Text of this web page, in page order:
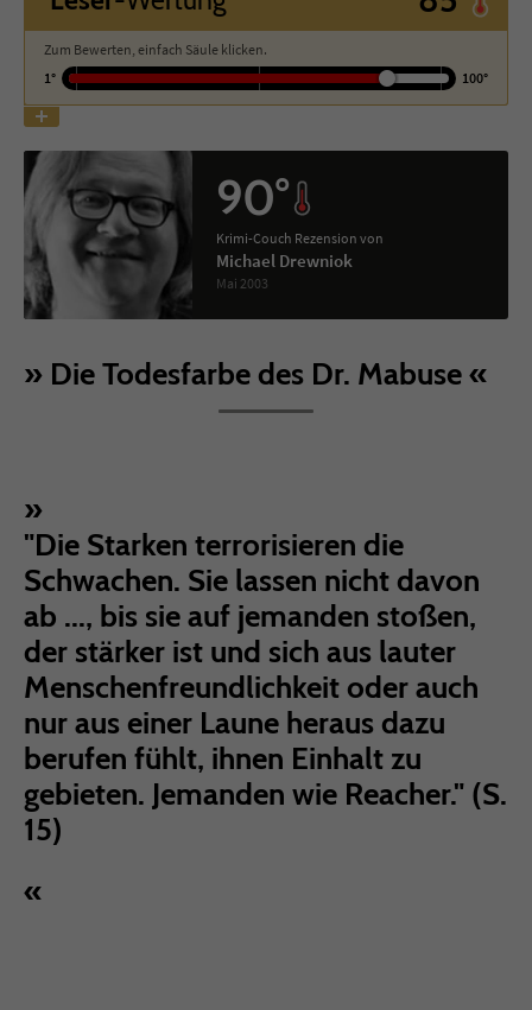
Zum Bewerten, einfach Säule klicken.
1°
100°
90°
Krimi-Couch Rezension von
Michael Drewniok
Mai 2003
Die Todesfarbe des Dr. Mabuse
"Die Starken terrorisieren die
Schwachen. Sie lassen nicht davon
ab ..., bis sie auf jemanden stoßen,
der stärker ist und sich aus lauter
Menschenfreundlichkeit oder auch
nur aus einer Laune heraus dazu
berufen fühlt, ihnen Einhalt zu
gebieten. Jemanden wie Reacher." (S.
15)
Name tx_pwcomments_ahash
Anbieter Literatur-Couch Medien GmbH & Co. KG
1 Jahr
Zweck Cookie für Kommentare einzelner Buchtitel
Name fe_typo_user
Sicherheitscode des Kontaktformulars zu
überprüfen.